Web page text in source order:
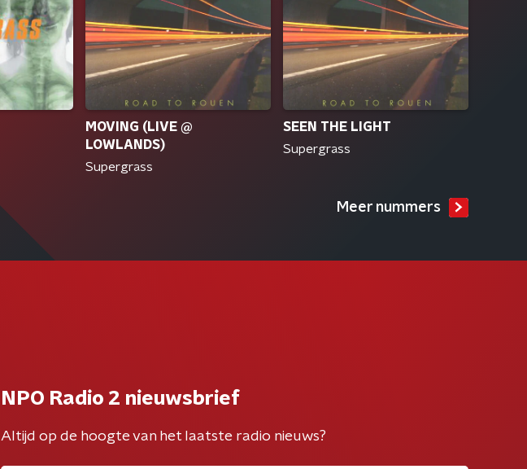
MOVING (LIVE @
LOWLANDS)
Supergrass
SEEN THE LIGHT
Supergrass
Meer nummers
NPO Radio 2 nieuwsbrief
Altijd op de hoogte van het laatste radio nieuws?